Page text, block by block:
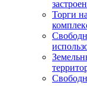
Торги